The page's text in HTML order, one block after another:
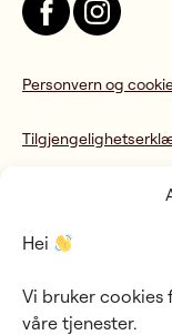
Hei
Vi bruker cookies
våre tjenester.
Personvern og